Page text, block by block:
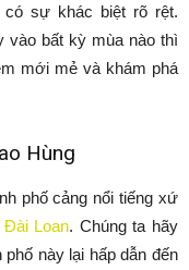
sự khác biệt rõ rệt.
vào bất kỳ mùa nào thì
mới mẻ và khám phá
Hùng
phố cảng nổi tiếng xứ
Đài Loan. Chúng ta hãy
này lại hấp dẫn đến